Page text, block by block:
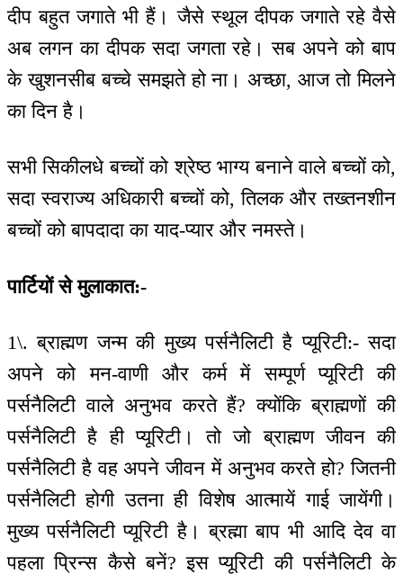
दीप बहुत जगाते भी हैं। जैसे स्थूल दीपक जगाते रहे वैसे
अब लगन का दीपक सदा जगता रहे। सब अपने को बाप
के खुशनसीब बच्चे समझते हो ना। अच्छा, आज तो मिलने
का दिन है।
सभी सिकीलधे बच्चों को श्रेष्ठ भाग्य बनाने वाले बच्चों को,
सदा स्वराज्य अधिकारी बच्चों को, तिलक और तख्तनशीन
बच्चों को बापदादा का याद-प्यार और नमस्ते।
पार्टियों से मुलाकात:-
1\. ब्राह्मण जन्म की मुख्य पर्सनैलिटी है प्यूरिटी:- सदा
अपने को मन-वाणी और कर्म में सम्पूर्ण प्यूरिटी की
पर्सनैलिटी वाले अनुभव करते हैं? क्योंकि ब्राह्मणों की
पर्सनैलिटी है ही प्यूरिटी। तो जो ब्राह्मण जीवन की
पर्सनैलिटी है वह अपने जीवन में अनुभव करते हो? जितनी
पर्सनैलिटी होगी उतना ही विशेष आत्मायें गाई जायेंगी।
मुख्य पर्सनैलिटी प्यूरिटी है। ब्रह्मा बाप भी आदि देव वा
पहला प्रिन्स कैसे बनें? इस प्यूरिटी की पर्सनैलिटी के